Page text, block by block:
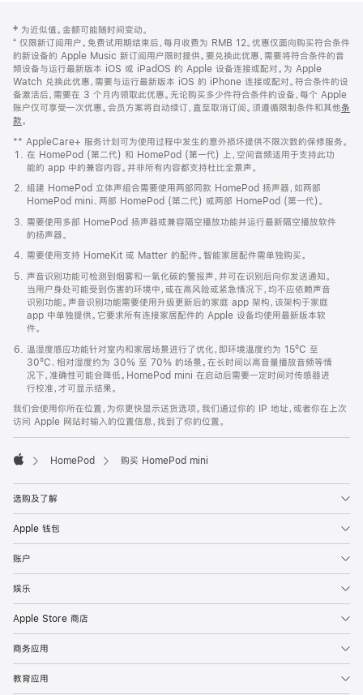
页
页
脚
注
‡ 为近似值。金额可能随时间变动。
⁺ 仅限新订阅用户。免费试用期结束后，每月收费为 RMB 12。优惠仅面向购买符合条件
的新设备的 Apple Music 新订阅用户限时提供。要兑换此优惠，需要将符合条件的音
频设备与运行最新版本 iOS 或 iPadOS 的 Apple 设备连接或配对。为 Apple
Watch 兑换此优惠，需要与运行最新版本 iOS 的 iPhone 连接或配对。符合条件的设
备激活后，需要在 3 个月内领取此优惠。无论购买多少件符合条件的设备，每个 Apple
账户仅可享受一次优惠。会员方案将自动续订，直至取消订阅。须遵循限制条件和其他条
款。
窗
口
中
打
开)
** AppleCare+ 服务计划可为使用过程中发生的意外损坏提供不限次数的保修服务。
在 HomePod (第二代) 和 HomePod (第一代) 上，空间音频适用于支持此功
能的 app 中的兼容内容。并非所有内容都支持杜比全景声。
组建 HomePod 立体声组合需要使用两部同款 HomePod 扬声器，如两部
HomePod mini、两部 HomePod (第二代) 或两部 HomePod (第一代)。
需要使用多部 HomePod 扬声器或兼容隔空播放功能并运行最新隔空播放软件
的扬声器。
需要使用支持 HomeKit 或 Matter 的配件。智能家居配件需单独购买。
声音识别功能可检测到烟雾和一氧化碳的警报声，并可在识别后向你发送通知。
当用户身处可能受到伤害的环境中，或在高风险或紧急情况下，均不应依赖声音
识别功能。声音识别功能需要使用升级更新后的家庭 app 架构，该架构于家庭
app 中单独提供。它要求所有连接家居配件的 Apple 设备均使用最新版本软
件。
温湿度感应功能针对室内和家居场景进行了优化，即环境温度约为 15ºC 至
30ºC、相对湿度约为 30% 至 70% 的场景。在长时间以高音量播放音频等情
况下，准确性可能会降低。HomePod mini 在启动后需要一定时间对传感器进
行校准，才可显示结果。
我们会使用你所在位置，为你更快显示送货选项。我们通过你的 IP 地址，或者你在上次
访问 Apple 网站时输入的位置信息，找到了你的位置。
HomePod 购买 HomePod mini
选购及了解
Apple 钱包
账户
娱乐
Apple Store 商店
商务应用
教育应用